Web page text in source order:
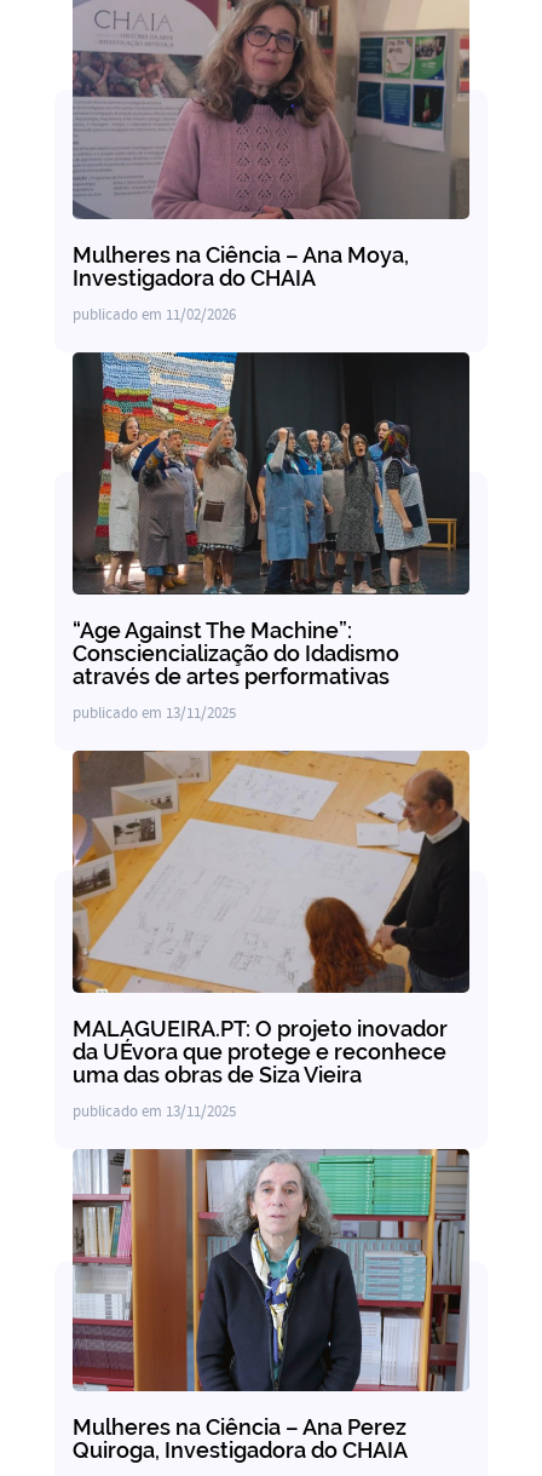
Mulheres na Ciência – Ana Moya,
Investigadora do CHAIA
publicado em 11/02/2026
“Age Against The Machine”:
Consciencialização do Idadismo
através de artes performativas
publicado em 13/11/2025
MALAGUEIRA.PT: O projeto inovador
da UÉvora que protege e reconhece
uma das obras de Siza Vieira
publicado em 13/11/2025
Mulheres na Ciência – Ana Perez
Quiroga, Investigadora do CHAIA